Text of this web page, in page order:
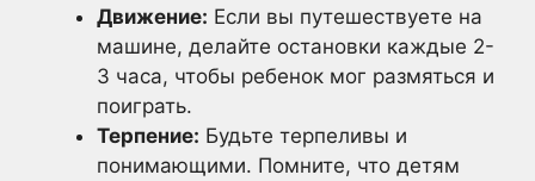
Движение: Если вы путешествуете на
машине, делайте остановки каждые 2-
3 часа, чтобы ребенок мог размяться и
поиграть.
Терпение: Будьте терпеливы и
понимающими. Помните, что детям